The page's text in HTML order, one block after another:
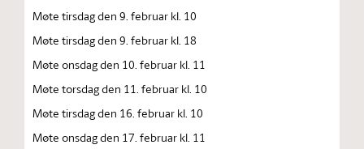
Møte tirsdag den 9. februar kl. 10
Møte tirsdag den 9. februar kl. 18
Møte onsdag den 10. februar kl. 11
Møte torsdag den 11. februar kl. 10
Møte tirsdag den 16. februar kl. 10
Møte onsdag den 17. februar kl. 11